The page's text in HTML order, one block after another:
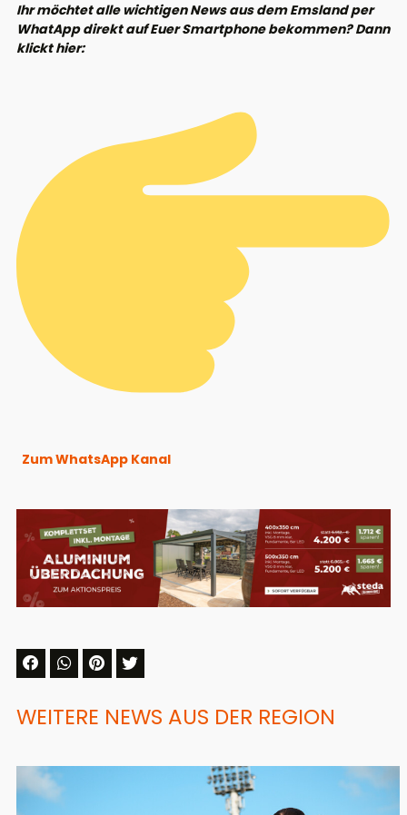
Ihr möchtet alle wichtigen News aus dem Emsland per
WhatApp direkt auf Euer Smartphone bekommen? Dann
klickt hier:
Zum WhatsApp Kanal
WEITERE NEWS AUS DER REGION